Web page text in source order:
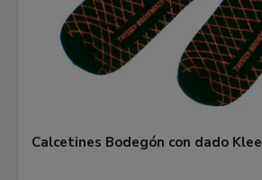
Calcetines Bodegón con dado Klee